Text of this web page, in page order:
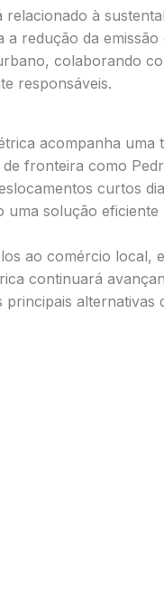
à
redução da
colaborando
responsáveis.
acompanha uma
de fronteira como
curtos
uma solução
ao comércio local,
continuará